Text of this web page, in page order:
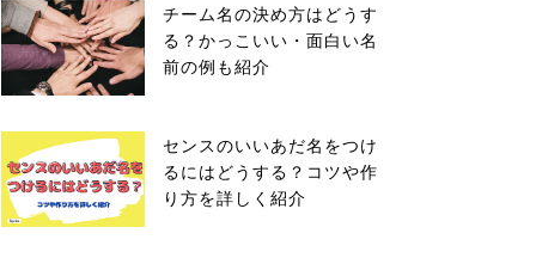
チーム名の決め方はどうす
る？かっこいい・面白い名
前の例も紹介
センスのいいあだ名をつけ
るにはどうする？コツや作
り方を詳しく紹介